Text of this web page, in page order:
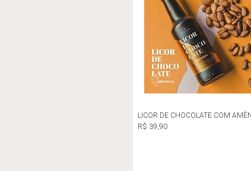
LICOR DE CHOCOLATE COM
R$ 39,90